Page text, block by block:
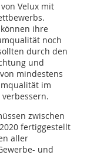
Velux mit
ihre
noch
durch den
und
mindestens
im
zwischen
fertiggestellt
aller
und